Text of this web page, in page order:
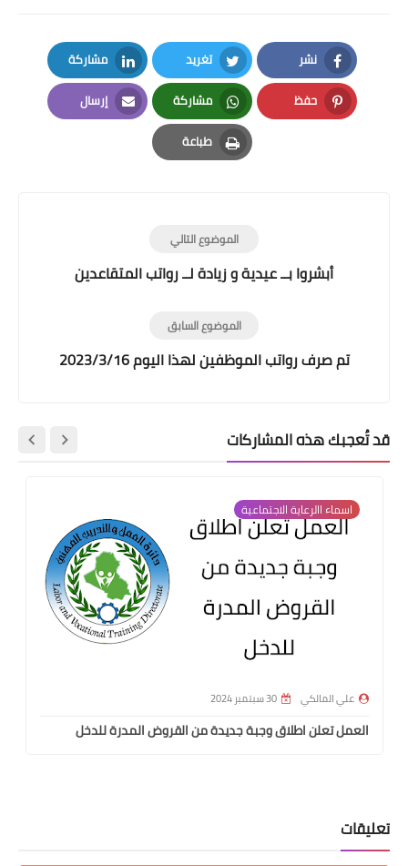
نشر
Facebook
تغريد
Twitter
مشاركة
LinkedIn
حفظ
Pinterest
مشاركة
Whatsapp
إرسال
Email
طباعة
Print
الموضوع التالي
أبشروا بــ عيدية و زيادة لــ رواتب المتقاعدين
الموضوع السابق
تم صرف رواتب الموظفين لهذا اليوم 2023/3/16
قد تُعجبك هذه المشاركات
اسماء االرعاية الاجتماعية
علي المالكي 30 سبتمبر 2024
العمل تعلن اطلاق وجبة جديدة من القروض المدرة للدخل
تعليقات